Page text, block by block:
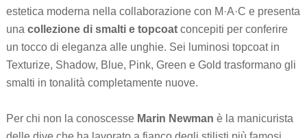
estetica moderna nella collaborazione con M·A·C e presenta
una collezione di smalti e topcoatconcepiti per conferire
un tocco di eleganza alle unghie. Sei luminosi topcoat in
Texturize, Shadow, Blue, Pink, Green e Gold trasformano gli
smalti in tonalità completamente nuove.
Per chi non la conoscesse Marin Newman è la manicurista